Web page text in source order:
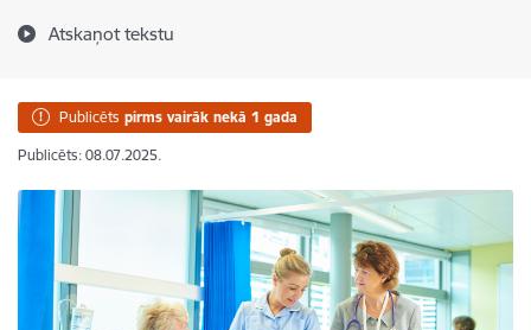
Atskaņot tekstu
Publicēts pirms vairāk nekā 1 gada
Publicēts: 08.07.2025.